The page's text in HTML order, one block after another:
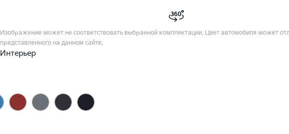
Изображение может не соответствовать выбранной комплектации. Цвет автомобиля может
представленного на данном сайте.
Интерьер